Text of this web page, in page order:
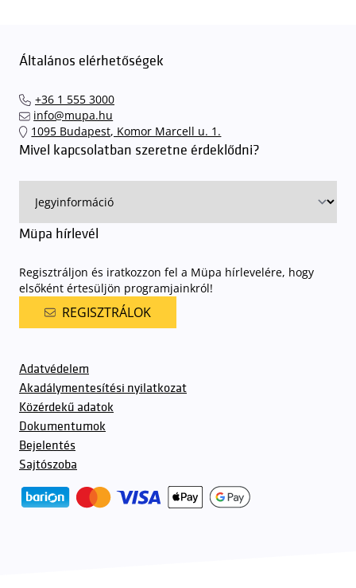
Általános elérhetőségek
+36 1 555 3000
info@mupa.hu
1095 Budapest, Komor Marcell u. 1.
Mivel kapcsolatban szeretne érdeklődni?
Müpa hírlevél
Regisztráljon és iratkozzon fel a Müpa hírlevelére, hogy
elsőként értesüljön programjainkról!
REGISZTRÁLOK
Adatvédelem
Akadálymentesítési nyilatkozat
Közérdekű adatok
Dokumentumok
Bejelentés
Sajtószoba